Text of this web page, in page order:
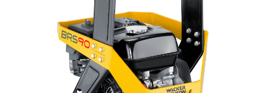
KONTAKT